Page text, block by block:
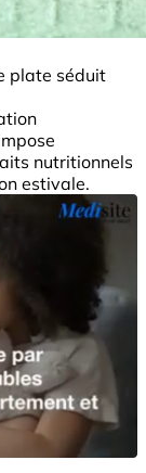
plate séduit
nutritionnels
estivale.